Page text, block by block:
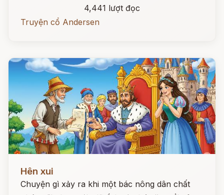
4,441 lượt đọc
Truyện cổ Andersen
Hên xui
Chuyện gì xảy ra khi một bác nông dân chất